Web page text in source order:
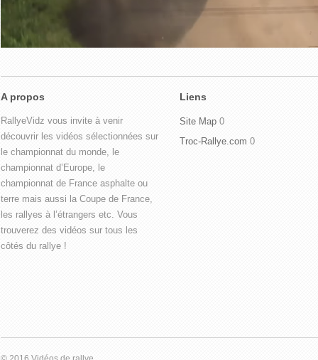
A propos
RallyeVidz vous invite à venir
découvrir les vidéos sélectionnées sur
le championnat du monde, le
championnat d’Europe, le
championnat de France asphalte ou
terre mais aussi la Coupe de France,
les rallyes à l’étrangers etc. Vous
trouverez des vidéos sur tous les
côtés du rallye !
Liens
Site Map 0
Troc-Rallye.com 0